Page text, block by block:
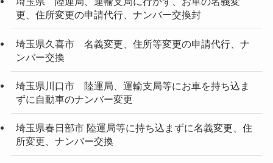
更、住所変更の申請代行、ナンバー交換封
埼玉県久喜市 名義変更、住所等変更の申請代行、ナ
ンバー交換
埼玉県川口市 陸運局、運輸支局等にお車を持ち込ま
ずに自動車のナンバー変更
埼玉県春日部市 陸運局等に持ち込まずに名義変更、住
所変更、ナンバー交換